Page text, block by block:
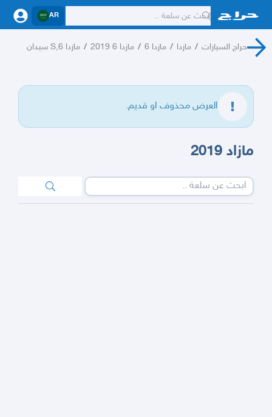
AR
حراج السيارات / مازدا / مازدا 6 / مازدا 6 2019 / مازدا 6,S سيدان
العرض محذوف او قديم.
مازاد 2019